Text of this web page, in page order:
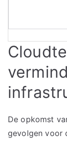
De opkomst
gevolgen voor